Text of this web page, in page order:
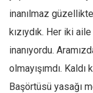
Kültür Sanat
Kitap
Karisi kitap
7 soruda bu
inanılmaz
kızıydık. Her iki
inanıyordu.
olmayışımdı.
Başörtüsü yasağı